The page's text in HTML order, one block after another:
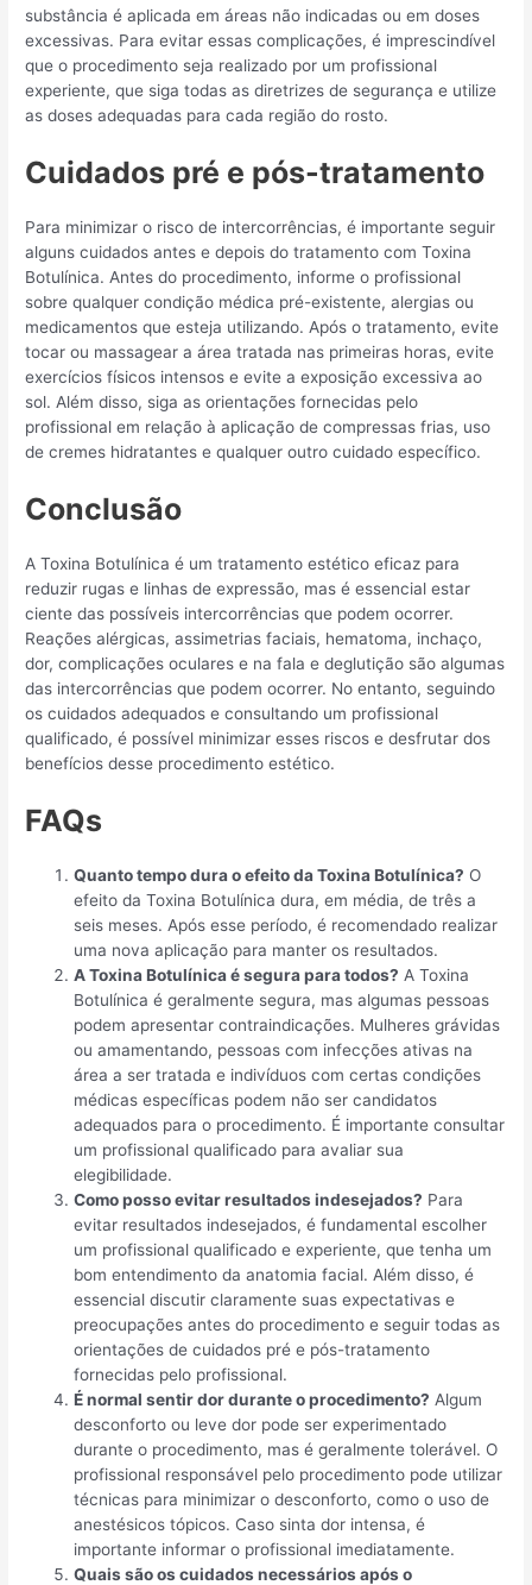
substância é aplicada em áreas não indicadas ou em doses
excessivas. Para evitar essas complicações, é imprescindível
que o procedimento seja realizado por um profissional
experiente, que siga todas as diretrizes de segurança e utilize
as doses adequadas para cada região do rosto.
Cuidados pré e pós-tratamento
Para minimizar o risco de intercorrências, é importante seguir
alguns cuidados antes e depois do tratamento com Toxina
Botulínica. Antes do procedimento, informe o profissional
sobre qualquer condição médica pré-existente, alergias ou
medicamentos que esteja utilizando. Após o tratamento, evite
tocar ou massagear a área tratada nas primeiras horas, evite
exercícios físicos intensos e evite a exposição excessiva ao
sol. Além disso, siga as orientações fornecidas pelo
profissional em relação à aplicação de compressas frias, uso
de cremes hidratantes e qualquer outro cuidado específico.
Conclusão
A Toxina Botulínica é um tratamento estético eficaz para
reduzir rugas e linhas de expressão, mas é essencial estar
ciente das possíveis intercorrências que podem ocorrer.
Reações alérgicas, assimetrias faciais, hematoma, inchaço,
dor, complicações oculares e na fala e deglutição são algumas
das intercorrências que podem ocorrer. No entanto, seguindo
os cuidados adequados e consultando um profissional
qualificado, é possível minimizar esses riscos e desfrutar dos
benefícios desse procedimento estético.
FAQs
Quanto tempo dura o efeito da Toxina Botulínica? O
efeito da Toxina Botulínica dura, em média, de três a
seis meses. Após esse período, é recomendado realizar
uma nova aplicação para manter os resultados.
A Toxina Botulínica é segura para todos? A Toxina
Botulínica é geralmente segura, mas algumas pessoas
podem apresentar contraindicações. Mulheres grávidas
ou amamentando, pessoas com infecções ativas na
área a ser tratada e indivíduos com certas condições
médicas específicas podem não ser candidatos
adequados para o procedimento. É importante consultar
um profissional qualificado para avaliar sua
elegibilidade.
Como posso evitar resultados indesejados? Para
evitar resultados indesejados, é fundamental escolher
um profissional qualificado e experiente, que tenha um
bom entendimento da anatomia facial. Além disso, é
essencial discutir claramente suas expectativas e
preocupações antes do procedimento e seguir todas as
orientações de cuidados pré e pós-tratamento
fornecidas pelo profissional.
É normal sentir dor durante o procedimento? Algum
desconforto ou leve dor pode ser experimentado
durante o procedimento, mas é geralmente tolerável. O
profissional responsável pelo procedimento pode utilizar
técnicas para minimizar o desconforto, como o uso de
anestésicos tópicos. Caso sinta dor intensa, é
importante informar o profissional imediatamente.
Quais são os cuidados necessários após o